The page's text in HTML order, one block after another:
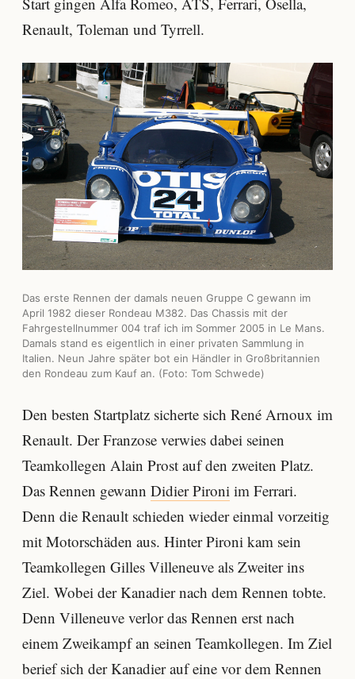
Renault, Toleman und Tyrrell.
Das erste Rennen der damals neuen Gruppe C gewann im
April 1982 dieser Rondeau M382. Das Chassis mit der
Fahrgestellnummer 004 traf ich im Sommer 2005 in Le Mans.
Damals stand es eigentlich in einer privaten Sammlung in
Italien. Neun Jahre später bot ein Händler in Großbritannien
den Rondeau zum Kauf an. (Foto: Tom Schwede)
Den besten Startplatz sicherte sich René Arnoux im
Renault. Der Franzose verwies dabei seinen
Teamkollegen Alain Prost auf den zweiten Platz.
Das Rennen gewann Didier Pironi im Ferrari.
Denn die Renault schieden wieder einmal vorzeitig
mit Motorschäden aus. Hinter Pironi kam sein
Teamkollegen Gilles Villeneuve als Zweiter ins
Ziel. Wobei der Kanadier nach dem Rennen tobte.
Denn Villeneuve verlor das Rennen erst nach
einem Zweikampf an seinen Teamkollegen. Im Ziel
berief sich der Kanadier auf eine vor dem Rennen